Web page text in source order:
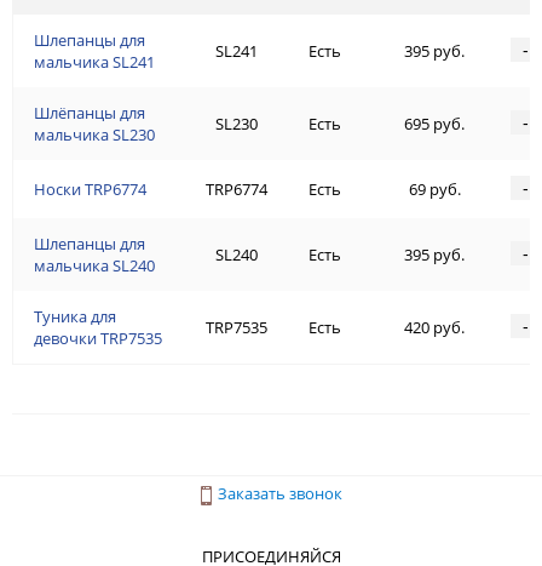
Шлепанцы для
мальчика SL241
Шлёпанцы для
мальчика SL230
Носки TRP6774
Шлепанцы для
мальчика SL240
Туника для
девочки TRP7535
SL241 Есть 395 руб. -
SL230 Есть 695 руб. -
TRP6774 Есть 69 руб. -
SL240 Есть 395 руб. -
TRP7535 Есть 420 руб. -
Заказать звонок
ПРИСОЕДИНЯЙСЯ